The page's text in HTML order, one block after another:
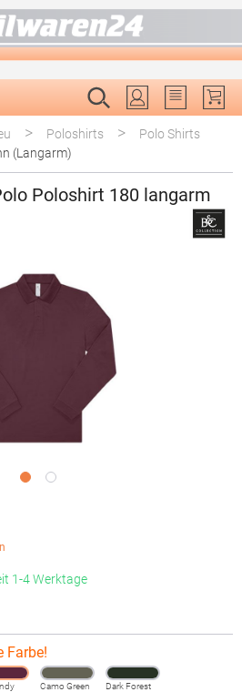
Du hast 0
> Poloshirts > Polo Shirts
(Langarm)
Poloshirt 180 langarm
1-4 Werktage
Farbe!
Camo Green Dark Forest